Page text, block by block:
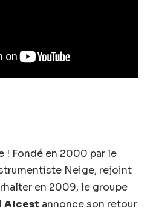
! Fondé en 2000 par le
Neige, rejoint
en 2009, le groupe
Alcest annonce son retour